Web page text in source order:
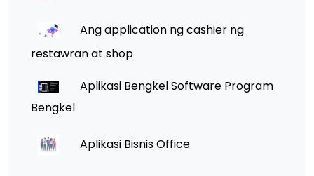
Ang application ng cashier ng
restawran at shop
Aplikasi Bengkel Software Program
Bengkel
Aplikasi Bisnis Office